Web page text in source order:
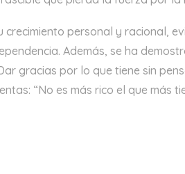
crecimiento personal y racional,
Además, se ha
gracias por lo que tiene sin
“No es más rico el que más